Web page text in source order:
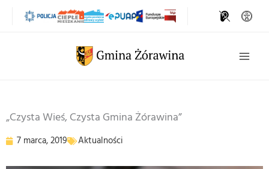
„Czysta Wieś, Czysta Gmina Żórawina”
7 marca, 2019 Aktualności